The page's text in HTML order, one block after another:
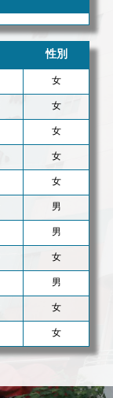
性別
女
女
女
女
女
男
男
女
男
女
女